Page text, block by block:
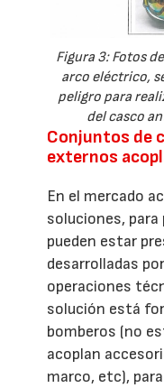
Figura 3: Fotos
arco eléctrico,
peligro para
del casco
Conjuntos de
externos
En el mercado
soluciones,
pueden estar
desarrolladas
operaciones
solución está
bomberos (no
acoplan
marco, etc),